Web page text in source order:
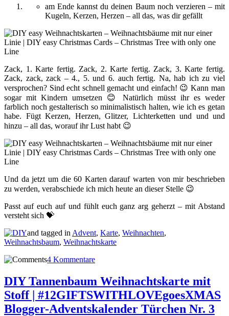
am Ende kannst du deinen Baum noch verzieren – mit
Kugeln, Kerzen, Herzen – all das, was dir gefällt
Zack, 1. Karte fertig. Zack, 2. Karte fertig. Zack, 3. Karte fertig.
Zack, zack, zack – 4., 5. und 6. auch fertig. Na, hab ich zu viel
versprochen? Sind echt schnell gemacht und einfach! 😉 Kann man
sogar mit Kindern umsetzen 😊 Natürlich müsst ihr es weder
farblich noch gestalterisch so minimalistisch halten, wie ich es getan
habe. Fügt Kerzen, Herzen, Glitzer, Lichterketten und und und
hinzu – all das, worauf ihr Lust habt 😉
Und da jetzt um die 60 Karten darauf warten von mir beschrieben
zu werden, verabschiede ich mich heute an dieser Stelle 😉
Passt auf euch auf und fühlt euch ganz arg geherzt – mit Abstand
versteht sich 💝
and tagged in Advent, Karte, Weihnachten,
Weihnachtsbaum, Weihnachtskarte
4 Kommentare
DIY Tannenbaum Weihnachtskarte mit
Stoff | #12GIFTSWITHLOVEgoesXMAS
Blogger-Adventskalender Türchen Nr. 3